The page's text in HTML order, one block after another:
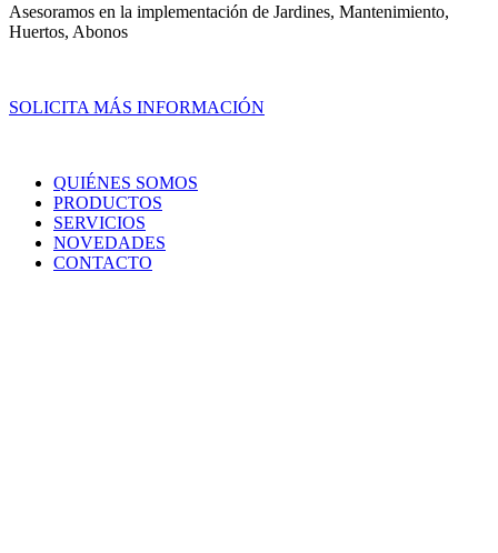
Asesoramos en la implementación de Jardines, Mantenimiento,
Huertos, Abonos
SOLICITA MÁS INFORMACIÓN
QUIÉNES SOMOS
PRODUCTOS
SERVICIOS
NOVEDADES
CONTACTO